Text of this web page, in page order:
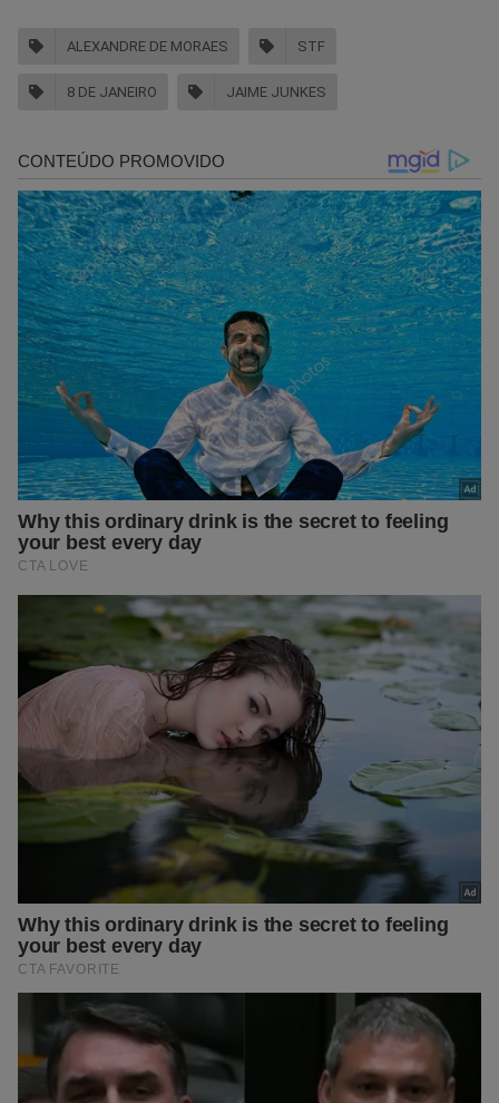
ALEXANDRE DE MORAES STF
8 DE JANEIRO JAIME JUNKES